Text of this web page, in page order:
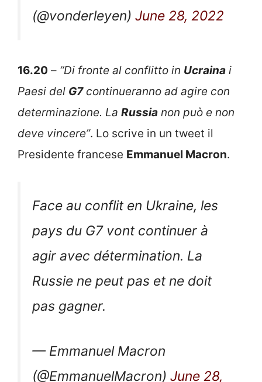
(@vonderleyen) June 28, 2022
16.20 – “Di fronte al conflitto in Ucraina i
Paesi del G7continueranno ad agire con
determinazione. La Russia non può e non
deve vincere”. Lo scrive in un tweet il
Presidente francese Emmanuel Macron.
Face au conflit en Ukraine, les
pays du G7 vont continuer à
agir avec détermination. La
Russie ne peut pas et ne doit
pas gagner.
— Emmanuel Macron
(@EmmanuelMacron) June 28,